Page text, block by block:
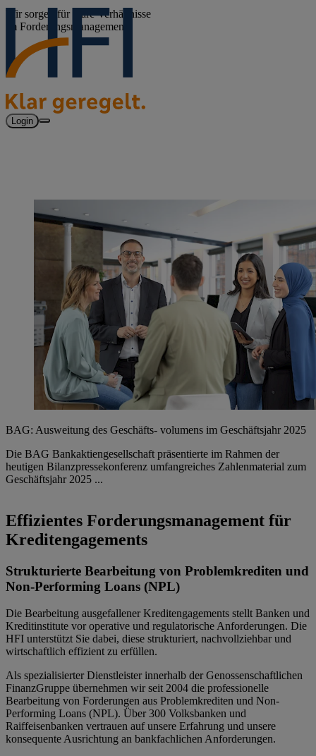
Login
Wir sorgen für klare Verhältnisse
im Forderungsmanagement.
BAG: Ausweitung des Geschäfts- volumens im Geschäftsjahr 2025
Die BAG Bankaktiengesellschaft präsentierte im Rahmen der
heutigen Bilanzpressekonferenz umfangreiches Zahlenmaterial zum
Geschäftsjahr 2025 ...
Effizientes Forderungsmanagement für
Kreditengagements
Strukturierte Bearbeitung von Problemkrediten und
Non-Performing Loans (NPL)
Die Bearbeitung ausgefallener Kreditengagements stellt Banken und
Kreditinstitute vor operative und regulatorische Anforderungen. Die
HFI unterstützt Sie dabei, diese strukturiert, nachvollziehbar und
wirtschaftlich effizient zu erfüllen.
Als spezialisierter Dienstleister innerhalb der Genossenschaftlichen
FinanzGruppe übernehmen wir seit 2004 die professionelle
Bearbeitung von Forderungen aus Problemkrediten und Non-
Performing Loans (NPL). Über 300 Volksbanken und
Raiffeisenbanken vertrauen auf unsere Erfahrung und unsere
konsequente Ausrichtung an bankfachlichen Anforderungen.